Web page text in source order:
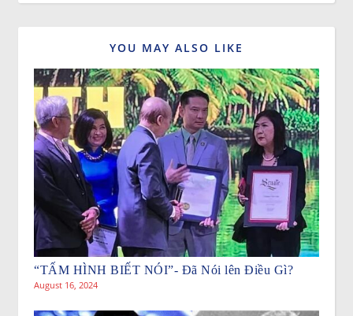
YOU MAY ALSO LIKE
“TẤM HÌNH BIẾT NÓI”- Đã Nói lên Điều Gì?
August 16, 2024